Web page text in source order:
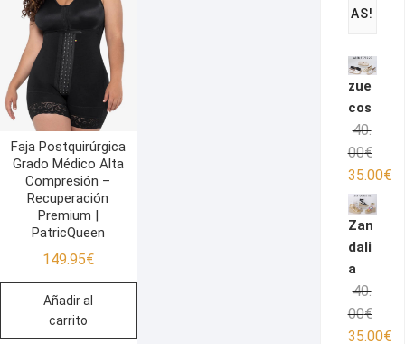
Faja Postquirúrgica
Grado Médico Alta
Compresión –
Recuperación
Premium |
PatricQueen
149.95€
Añadir al
carrito
AS!
zue
cos
40.
00€El
era:
35.00€
El
es:
Zan
dali
a
40.
00€El
35.00€
El